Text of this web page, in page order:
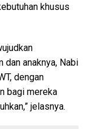
khusus
dan anaknya, Nabi
dengan
bagi mereka
jelasnya.